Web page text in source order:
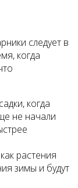
следует в
когда
когда
не начали
растения
зимы и будут